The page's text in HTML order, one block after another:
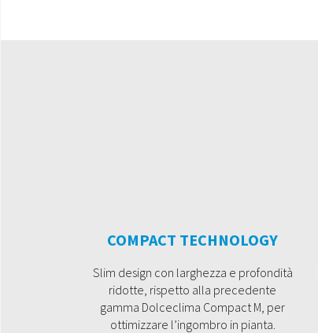
COMPACT TECHNOLOGY
Slim design con larghezza e profondità
ridotte, rispetto alla precedente
gamma Dolceclima Compact M, per
ottimizzare l’ingombro in pianta.